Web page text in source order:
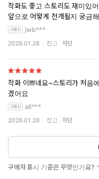
작화도 좋고 스토리도 재미있
앞으로 어떻게 전개될지 궁금
jwb***
2026.01.28 신고 차단
작화 이쁘네요~스토리가 처음
겠어요
all***
2026.01.28 신고 차단
구매자 표시 기준은 무엇인가요?